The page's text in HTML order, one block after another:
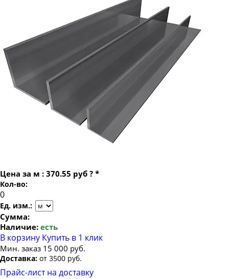
Уголок стальной равнополочный 80х80
Уголок стальной равнополочный 90х90
Уголок стальной равнополочный 100х100
Уголок стальной равнополочный 110х110
Уголок стальной равнополочный 125х125
Уголок стальной равнополочный 140х140
Уголок стальной равнополочный 160х160
Уголок стальной равнополочный 180х180
Уголок стальной равнополочный 200х200
Цена за м : 370.55 руб ? *
Кол-во:
Ед. изм.:
Сумма:
Наличие: есть
В корзину Купить в 1 клик
Мин. заказ 15 000 руб.
Доставка: от 3500 руб.
Прайс-лист на доставку